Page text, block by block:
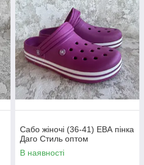
Сабо жіночі (36-41) ЕВА пінка
Даго Стиль оптом
В наявності